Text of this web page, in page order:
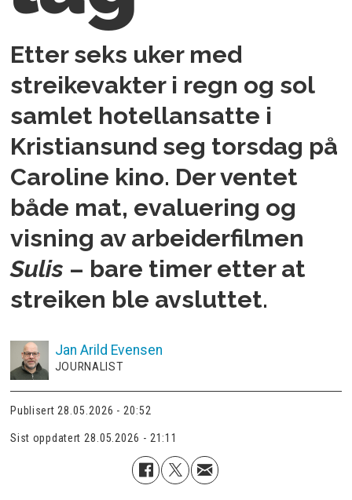
Etter seks uker med
streikevakter i regn og sol
samlet hotellansatte i
Kristiansund seg torsdag på
Caroline kino. Der ventet
både mat, evaluering og
visning av arbeiderfilmen
Sulis – bare timer etter at
streiken ble avsluttet.
Jan Arild Evensen
JOURNALIST
Publisert 28.05.2026 - 20:52
Sist oppdatert 28.05.2026 - 21:11